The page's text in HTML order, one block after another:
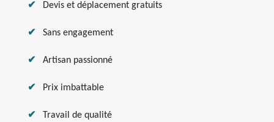
Devis et déplacement gratuits
Sans engagement
Artisan passionné
Prix imbattable
Travail de qualité